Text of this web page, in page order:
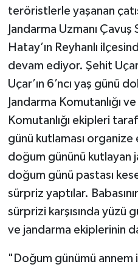
teröristlerle yaşanan
Jandarma Uzmanı Çavuş
Hatay’ın Reyhanlı
devam ediyor. Şehit
Uçar’ın 6’ncı yaş günü
Jandarma Komutanlığı
Komutanlığı ekipleri
günü kutlaması organize
doğum gününü kutlayan
doğum günü pastası
sürpriz yaptılar.
sürprizi karşısında yüzü
ve jandarma ekiplerinin
"Doğum günümü annem